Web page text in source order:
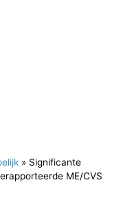
» Significante
ME/CVS